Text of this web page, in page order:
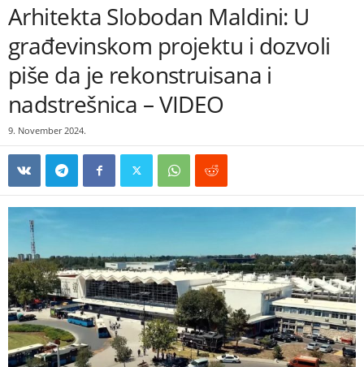
Arhitekta Slobodan Maldini: U
građevinskom projektu i dozvoli
piše da je rekonstruisana i
nadstrešnica – VIDEO
9. November 2024.